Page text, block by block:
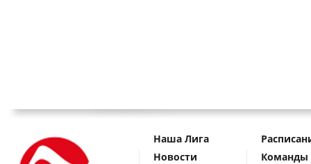
Наша Лига
Новости
Команды